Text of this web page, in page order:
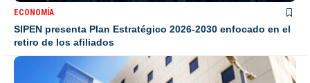
ECONOMÍA
SIPEN presenta Plan Estratégico 2026-2030 enfocado en el
retiro de los afiliados